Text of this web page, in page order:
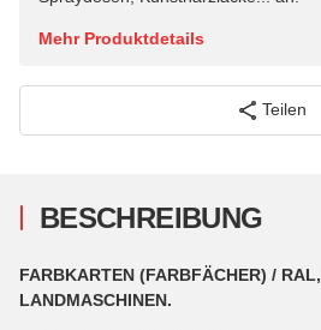
Mehr Produktdetails
Teilen
BESCHREIBUNG
FARBKARTEN (FARBFÄCHER) /
LANDMASCHINEN.